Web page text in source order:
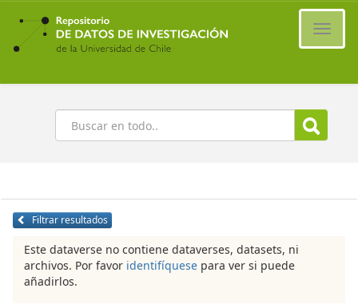
Ir
contenido
principal
Buscar
Filtrar resultados
Este dataverse no contiene dataverses, datasets, ni
archivos. Por favor identifíquese para ver si puede
añadirlos.